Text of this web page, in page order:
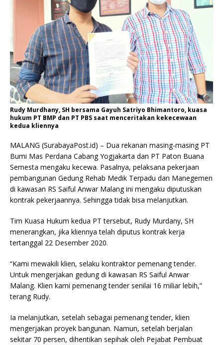
Rudy Murdhany, SH bersama Gayuh Satriyo Bhimantoro, kuasa
hukum PT BMP dan PT PBS saat menceritakan kekecewaan
kedua kliennya
MALANG (SurabayaPost.id) – Dua rekanan masing-masing PT
Bumi Mas Perdana Cabang Yogjakarta dan PT Paton Buana
Semesta mengaku kecewa. Pasalnya, pelaksana pekerjaan
pembangunan Gedung Rehab Medik Terpadu dan Manegemen
di kawasan RS Saiful Anwar Malang ini mengaku diputuskan
kontrak pekerjaannya. Sehingga tidak bisa melanjutkan.
Tim Kuasa Hukum kedua PT tersebut, Rudy Murdany, SH
menerangkan, jika kliennya telah diputus kontrak kerja
tertanggal 22 Desember 2020.
“Kami mewakili klien, selaku kontraktor pemenang tender.
Untuk mengerjakan gedung di kawasan RS Saiful Anwar
Malang. Klien kami pemenang tender senilai 16 miliar lebih,”
terang Rudy.
Ia melanjutkan, setelah sebagai pemenang tender, klien
mengerjakan proyek bangunan. Namun, setelah berjalan
sekitar 70 persen, dihentikan sepihak oleh Pejabat Pembuat